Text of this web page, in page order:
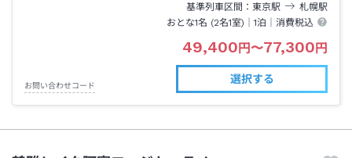
基準列車区間 東京駅 札幌駅
おとな1名 (2名1室)｜1泊 ｜消費税込
49,400円〜77,300円
お問い合わせコード
選択する